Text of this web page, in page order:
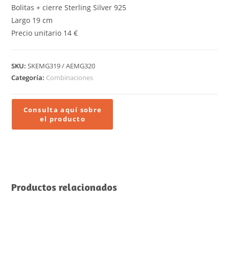
Bolitas + cierre Sterling Silver 925
Largo 19 cm
Precio unitario 14 €
SKU:SKEMG319 / AEMG320
Categoría: Combinaciones
Productos relacionados